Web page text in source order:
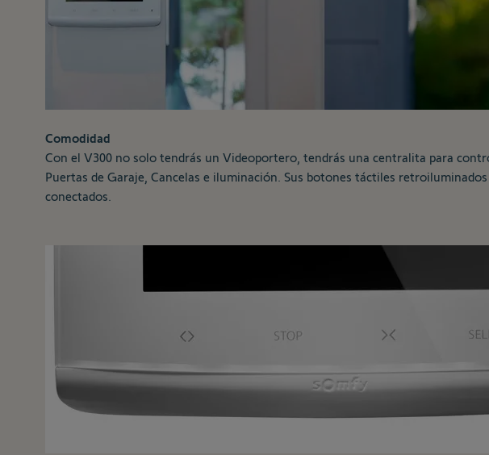
Comodidad
Con el V300 no solo tendrás un Videoportero, tendrás una centralita para
Puertas de Garaje, Cancelas e iluminación. Sus botones táctiles
conectados.